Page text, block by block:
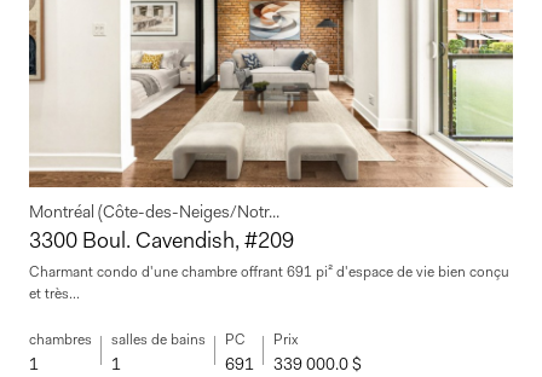
Montréal (Côte-des-Neiges/Notr...
3300 Boul. Cavendish, #209
Charmant condo d'une chambre offrant 691 pi² d'espace de vie bien conçu
et très...
chambres
1
salles de bains
1
PC
691
Prix
339 000.0 $